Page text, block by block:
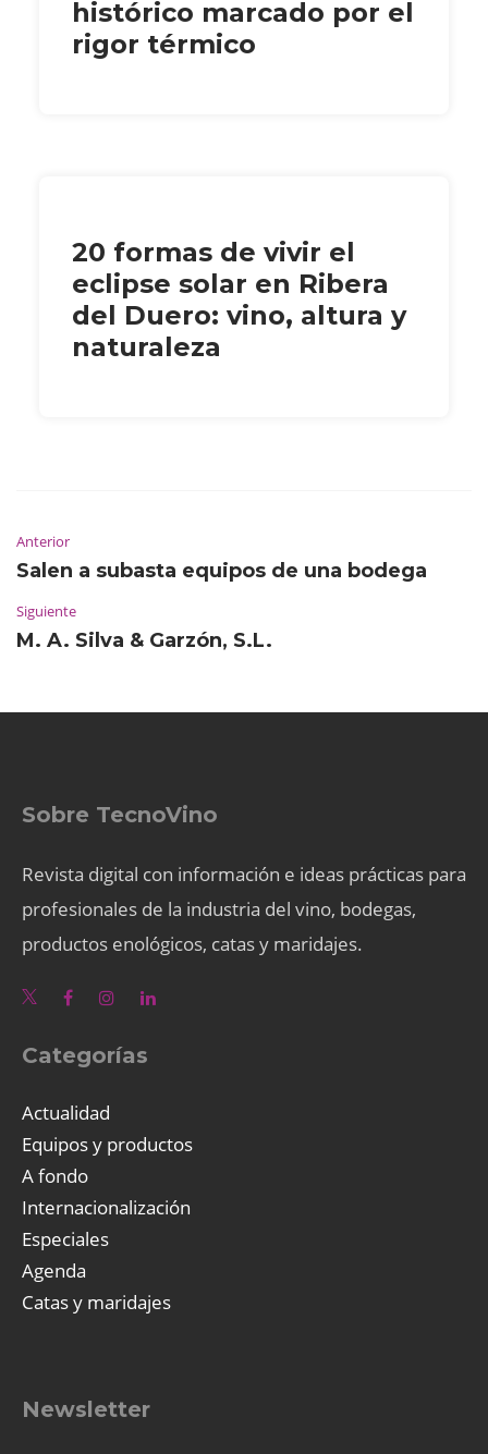
histórico marcado por el
rigor térmico
20 formas de vivir el
eclipse solar en Ribera
del Duero: vino, altura y
naturaleza
Anterior
Salen a subasta equipos de una bodega
Siguiente
M. A. Silva & Garzón, S.L.
Sobre TecnoVino
Revista digital con información e ideas prácticas para
profesionales de la industria del vino, bodegas,
productos enológicos, catas y maridajes.
Categorías
Actualidad
Equipos y productos
A fondo
Internacionalización
Especiales
Agenda
Catas y maridajes
Newsletter